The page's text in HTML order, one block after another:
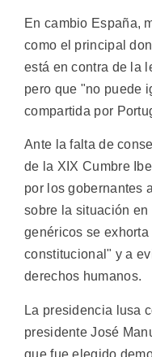
En cambio España,
como el principal
está en contra de la
pero que "no puede
compartida por
Ante la falta de
de la XIX Cumbre
por los gobernantes
sobre la situación
genéricos se
constitucional" y a
derechos humanos.
La presidencia lusa
presidente José
que fue elegido